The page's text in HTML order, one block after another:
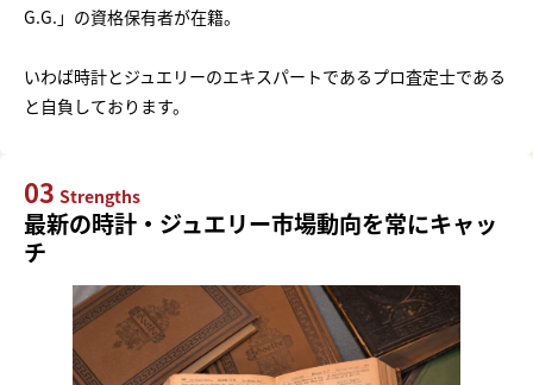
G.G.」の資格保有者が在籍。
いわば時計とジュエリーのエキスパートであるプロ査定士である
と自負しております。
03 Strengths
最新の時計・ジュエリー市場動向を常にキャッ
チ